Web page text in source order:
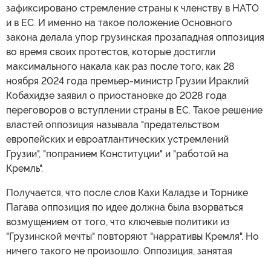
зафиксировано стремление страны к членству в НАТО
и в ЕС. И именно на такое положение Основного
закона делала упор грузинская прозападная оппозиция
во время своих протестов, которые достигли
максимального накала как раз после того, как 28
ноября 2024 года премьер-министр Грузии Ираклий
Кобахидзе заявил о приостановке до 2028 года
переговоров о вступлении страны в ЕС. Такое решение
властей оппозиция называла "предательством
европейских и евроатлантических устремлений
Грузии", "попранием Конституции" и "работой на
Кремль".
Получается, что после слов Кахи Каладзе и Торнике
Пагава оппозиция по идее должна была взорваться
возмущением от того, что ключевые политики из
"Грузинской мечты" повторяют "нарративы Кремля". Но
ничего такого не произошло. Оппозиция, занятая